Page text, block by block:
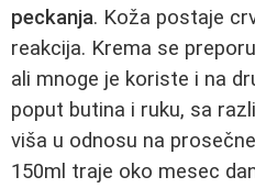
peckanja. Koža postaje
reakcija. Krema se
ali mnoge je koriste i na
poput butina i ruku, sa
viša u odnosu na
150ml traje oko mesec